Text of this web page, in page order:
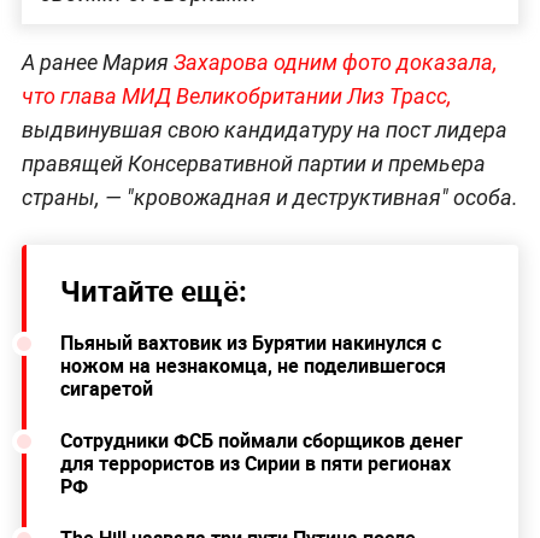
А ранее Мария Захарова одним фото доказала,
что глава МИД Великобритании Лиз Трасс,
выдвинувшая свою кандидатуру на пост лидера
правящей Консервативной партии и премьера
страны, — "кровожадная и деструктивная" особа.
Читайте ещё:
Пьяный вахтовик из Бурятии накинулся с
ножом на незнакомца, не поделившегося
сигаретой
Сотрудники ФСБ поймали сборщиков денег
для террористов из Сирии в пяти регионах
РФ